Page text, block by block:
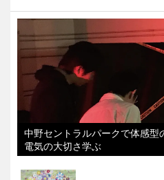
中野セントラルパークで体感
電気の大切さ学ぶ